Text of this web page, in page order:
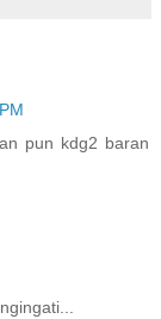
pun kdg2 baran